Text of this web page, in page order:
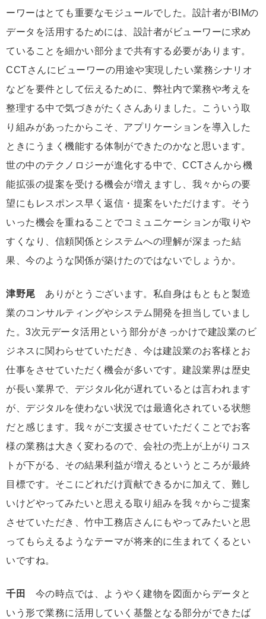
ーワーはとても重要なモジュールでした。設計者がBIMの
データを活用するためには、設計者がビューワーに求め
ていることを細かい部分まで共有する必要があります。
CCTさんにビューワーの用途や実現したい業務シナリオ
などを要件として伝えるために、弊社内で業務や考えを
整理する中で気づきがたくさんありました。こういう取
り組みがあったからこそ、アプリケーションを導入した
ときにうまく機能する体制ができたのかなと思います。
世の中のテクノロジーが進化する中で、CCTさんから機
能拡張の提案を受ける機会が増えますし、我々からの要
望にもレスポンス早く返信・提案をいただけます。そう
いった機会を重ねることでコミュニケーションが取りや
すくなり、信頼関係とシステムへの理解が深まった結
果、今のような関係が築けたのではないでしょうか。
津野尾 ありがとうございます。私自身はもともと製造
業のコンサルティングやシステム開発を担当していまし
た。3次元データ活用という部分がきっかけで建設業のビ
ジネスに関わらせていただき、今は建設業のお客様とお
仕事をさせていただく機会が多いです。建設業界は歴史
が長い業界で、デジタル化が遅れているとは言われます
が、デジタルを使わない状況では最適化されている状態
だと感じます。我々がご支援させていただくことでお客
様の業務は大きく変わるので、会社の売上が上がりコス
トが下がる、その結果利益が増えるというところが最終
目標です。そこにどれだけ貢献できるかに加えて、難し
いけどやってみたいと思える取り組みを我々からご提案
させていただき、竹中工務店さんにもやってみたいと思
ってもらえるようなテーマが将来的に生まれてくるとい
いですね。
千田
今の時点では、ようやく建物を図面からデータと
いう形で業務に活用していく基盤となる部分ができたば